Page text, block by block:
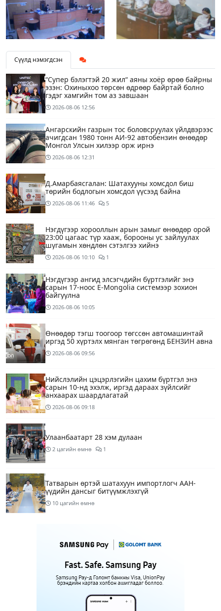
Сүүлд нэмэгдсэн
“Супер бэлэгтэй 20 жил“ аяны хоёр өрөө байрны
эзэн: Охиныхоо төрсөн өдрөөр байртай болно
гэдэг хамгийн том аз завшаан
2026-08-06 12:56
Ангарскийн газрын тос боловсруулах үйлдвэрээс
ачигдсан 1980 тонн АИ-92 автобензин өнөөдөр
Монгол Улсын хилээр орж ирнэ
2026-08-06 12:31
Д.Амарбаясгалан: Шатахууны хомсдол биш
төрийн бодлогын хомсдол үүсээд байна
2026-08-06 11:46 5
Нэгдүгээр хорооллын арын замыг өнөөдөр орой
23:00 цагаас түр хааж, борооны ус зайлуулах
шугамын хөндлөн сэтэлгээ хийнэ
2026-08-06 10:10 1
Нэгдүгээр ангид элсэгчдийн бүртгэлийг энэ
сарын 17-ноос E-Mongolia системээр зохион
байгуулна
2026-08-06 10:05
Өнөөдөр тэгш тоогоор төгссөн автомашинтай
иргэд 50 хүртэлх мянган төгрөгөнд БЕНЗИН авна
2026-08-06 09:56
Нийслэлийн цэцэрлэгийн цахим бүртгэл энэ
сарын 10-нд эхэлж, иргэд дараах зүйлсийг
анхаарах шаардлагатай
2026-08-06 09:18
Улаанбаатарт 28 хэм дулаан
2 цагийн өмнө 1
Татварын өртэй шатахуун импортлогч ААН-
үүдийн дансыг битүүмжлэхгүй
10 цагийн өмнө
үүлтэй
Шатахууны хомсдолтой холбогдуулан онцын
шаардлагагүй бол Монгол Улсад аялахгүй байхыг
АНУ-ын ЭСЯ-наас зөвлөжээ